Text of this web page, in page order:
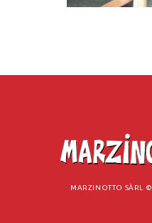
MARZINOTTO SÀRL ©